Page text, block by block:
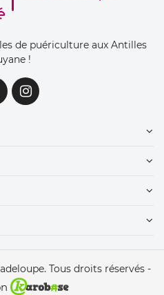
de puériculture aux Antilles
!
Tous droits réservés -